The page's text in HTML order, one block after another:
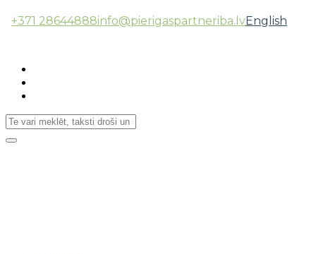
+371 28644888info@pierigaspartneriba.lvEnglish
Toggle